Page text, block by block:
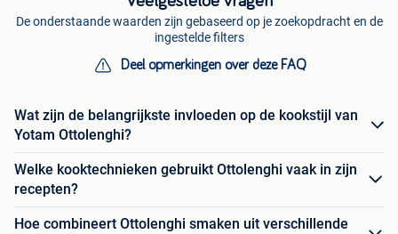
De onderstaande waarden zijn gebaseerd op je zoekopdracht en de
ingestelde filters
Deel opmerkingen over deze FAQ
Wat zijn de belangrijkste invloeden op de kookstijl van
Yotam Ottolenghi?
Welke kooktechnieken gebruikt Ottolenghi vaak in zijn
recepten?
Hoe combineert Ottolenghi smaken uit verschillende